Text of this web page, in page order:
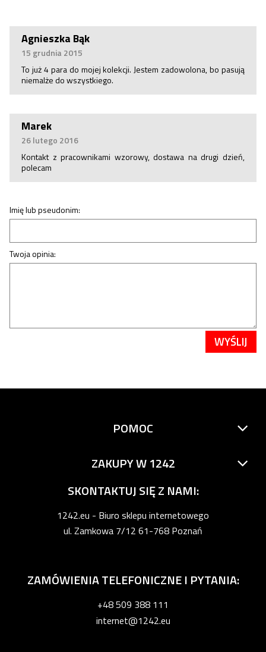
Agnieszka Bąk
15 grudnia 2015
To już 4 para do mojej kolekcji. Jestem zadowolona, bo pasują
niemalże do wszystkiego.
Marek
26 lutego 2016
Kontakt z pracownikami wzorowy, dostawa na drugi dzień,
polecam
Imię lub pseudonim:
Twoja opinia:
WYŚLIJ
POMOC
ZAKUPY W 1242
SKONTAKTUJ SIĘ Z NAMI:
1242.eu - Biuro sklepu internetowego
ul. Zamkowa 7/12 61-768 Poznań
ZAMÓWIENIA TELEFONICZNE I PYTANIA:
+48 509 388 111
internet@1242.eu